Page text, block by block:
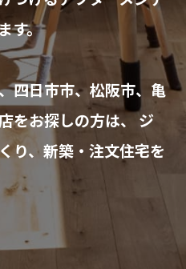
す。
四日市市、松阪市、亀
をお探しの方は、ジ
り、新築・注文住宅を